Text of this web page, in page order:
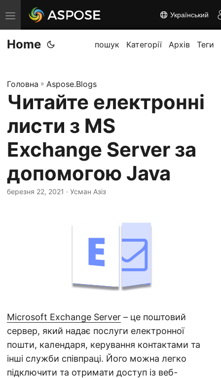
П
е
р
к
н
т
и
н
а
в
і
Український
Home пошук Категорії Архів Теги
Головна » Aspose.Blogs
Читайте електронні
листи з MS
Exchange Server за
допомогою Java
березня 22, 2021 · Усман Азіз
Microsoft Exchange Server – це поштовий
сервер, який надає послуги електронної
пошти, календаря, керування контактами та
інші служби співпраці. Його можна легко
підключити та отримати доступ із веб-